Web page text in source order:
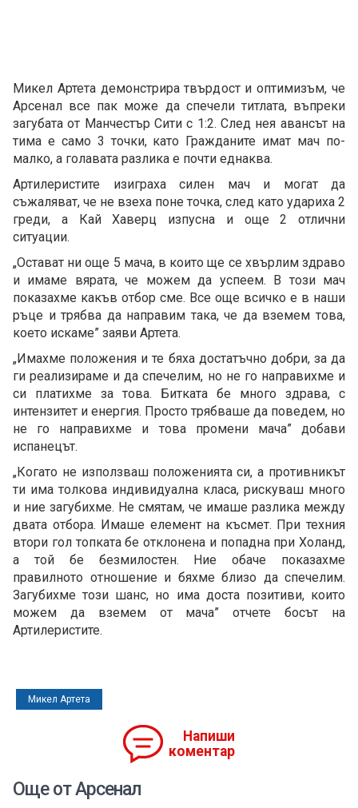
Микел Артета демонстрира твърдост и оптимизъм, че
Арсенал все пак може да спечели титлата, въпреки
загубата от Манчестър Сити с 1:2. След нея авансът на
тима е само 3 точки, като Гражданите имат мач по-
малко, а голавата разлика е почти еднаква.
Артилеристите изиграха силен мач и могат да
съжаляват, че не взеха поне точка, след като удариха 2
греди, а Кай Хаверц изпусна и още 2 отлични
ситуации.
„Остават ни още 5 мача, в които ще се хвърлим здраво
и имаме вярата, че можем да успеем. В този мач
показахме какъв отбор сме. Все още всичко е в наши
ръце и трябва да направим така, че да вземем това,
което искаме” заяви Артета.
„Имахме положения и те бяха достатъчно добри, за да
ги реализираме и да спечелим, но не го направихме и
си платихме за това. Битката бе много здрава, с
интензитет и енергия. Просто трябваше да поведем, но
не го направихме и това промени мача” добави
испанецът.
„Когато не използваш положенията си, а противникът
ти има толкова индивидуална класа, рискуваш много
и ние загубихме. Не смятам, че имаше разлика между
двата отбора. Имаше елемент на късмет. При техния
втори гол топката бе отклонена и попадна при Холанд,
а той бе безмилостен. Ние обаче показахме
правилното отношение и бяхме близо да спечелим.
Загубихме този шанс, но има доста позитиви, които
можем да вземем от мача” отчете босът на
Артилеристите.
Микел Артета
Напиши
коментар
Още от Арсенал